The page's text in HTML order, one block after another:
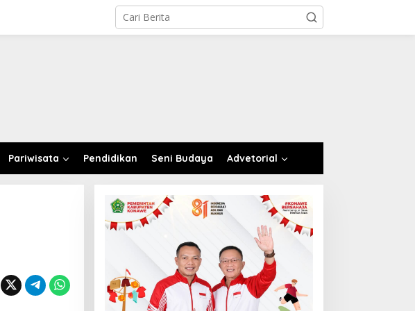
Pariwisata Pendidikan Seni Budaya Advetorial